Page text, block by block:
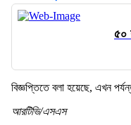
৫০
বিজ্ঞপ্তিতে বলা হয়েছে, এখন
আরটিভি/এসএস